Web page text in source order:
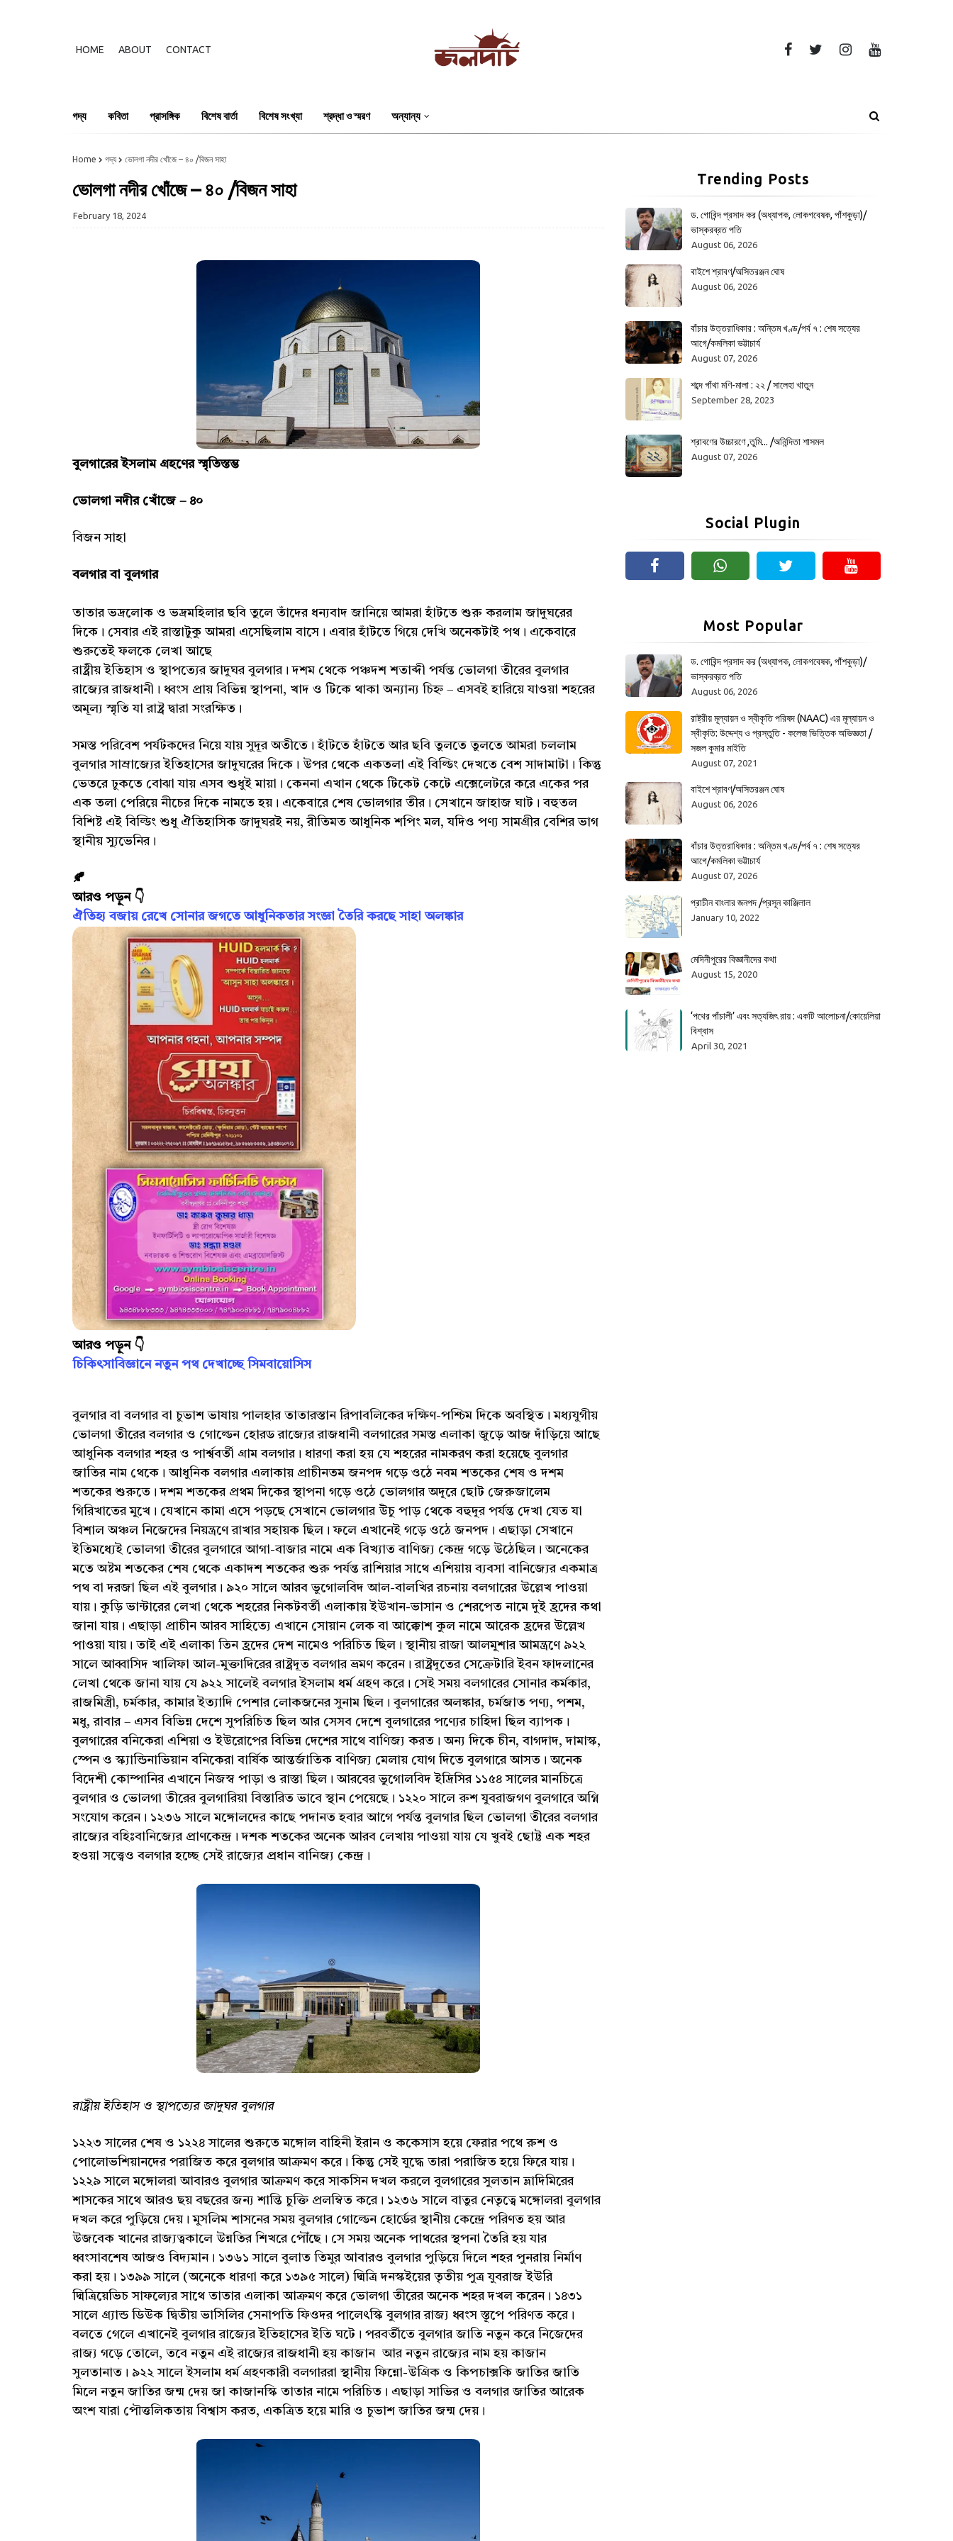
HOME ABOUT CONTACT
গদ্য কবিতা প্রাসঙ্গিক বিশেষ বার্তা বিশেষ সংখ্যা শ্রদ্ধা ও স্মরণ অন্যান্য
Home গদ্য ভোলগা নদীর খোঁজে – ৪০ /বিজন সাহা
ভোলগা নদীর খোঁজে – ৪০ /বিজন সাহা
February 18, 2024
বুলগারের ইসলাম গ্রহণের স্মৃতিস্তম্ভ
ভোলগা নদীর খোঁজে – ৪০
বিজন সাহা
বলগার বা বুলগার
তাতার ভদ্রলোক ও ভদ্রমহিলার ছবি তুলে তাঁদের ধন্যবাদ জানিয়ে আমরা হাঁটতে শুরু করলাম জাদুঘরের
দিকে। সেবার এই রাস্তাটুকু আমরা এসেছিলাম বাসে। এবার হাঁটতে গিয়ে দেখি অনেকটাই পথ। একেবারে
শুরুতেই ফলকে লেখা আছে
রাষ্ট্রীয় ইতিহাস ও স্থাপত্যের জাদুঘর বুলগার। দশম থেকে পঞ্চদশ শতাব্দী পর্যন্ত ভোলগা তীরের বুলগার
রাজ্যের রাজধানী। ধ্বংস প্রায় বিভিন্ন স্থাপনা, খাদ ও টিকে থাকা অন্যান্য চিহ্ন – এসবই হারিয়ে যাওয়া শহরের
অমূল্য স্মৃতি যা রাষ্ট্র দ্বারা সংরক্ষিত।
সমস্ত পরিবেশ পর্যটকদের নিয়ে যায় সুদূর অতীতে। হাঁটতে হাঁটতে আর ছবি তুলতে তুলতে আমরা চললাম
বুলগার সাম্রাজ্যের ইতিহাসের জাদুঘরের দিকে। উপর থেকে একতলা এই বিল্ডিং দেখতে বেশ সাদামাটা। কিন্তু
ভেতরে ঢুকতে বোঝা যায় এসব শুধুই মায়া। কেননা এখান থেকে টিকেট কেটে এক্সেলেটরে করে একের পর
এক তলা পেরিয়ে নীচের দিকে নামতে হয়। একেবারে শেষ ভোলগার তীর। সেখানে জাহাজ ঘাট। বহুতল
বিশিষ্ট এই বিল্ডিং শুধু ঐতিহাসিক জাদুঘরই নয়, রীতিমত আধুনিক শপিং মল, যদিও পণ্য সামগ্রীর বেশির ভাগ
স্থানীয় স্যুভেনির।
🍂
আরও পড়ুন 👇
ঐতিহ্য বজায় রেখে সোনার জগতে আধুনিকতার সংজ্ঞা তৈরি করছে সাহা অলঙ্কার
আরও পড়ুন 👇
চিকিৎসাবিজ্ঞানে নতুন পথ দেখাচ্ছে সিমবায়োসিস
বুলগার বা বলগার বা চুভাশ ভাষায় পালহার তাতারস্তান রিপাবলিকের দক্ষিণ-পশ্চিম দিকে অবস্থিত। মধ্যযুগীয়
ভোলগা তীরের বলগার ও গোল্ডেন হোরড রাজ্যের রাজধানী বলগারের সমস্ত এলাকা জুড়ে আজ দাঁড়িয়ে আছে
আধুনিক বলগার শহর ও পার্শ্ববর্তী গ্রাম বলগার। ধারণা করা হয় যে শহরের নামকরণ করা হয়েছে বুলগার
জাতির নাম থেকে। আধুনিক বলগার এলাকায় প্রাচীনতম জনপদ গড়ে ওঠে নবম শতকের শেষ ও দশম
শতকের শুরুতে। দশম শতকের প্রথম দিকের স্থাপনা গড়ে ওঠে ভোলগার অদূরে ছোট জেরুজালেম
গিরিখাতের মুখে। যেখানে কামা এসে পড়ছে সেখানে ভোলগার উঁচু পাড় থেকে বহুদূর পর্যন্ত দেখা যেত যা
বিশাল অঞ্চল নিজেদের নিয়ন্ত্রণে রাখার সহায়ক ছিল। ফলে এখানেই গড়ে ওঠে জনপদ। এছাড়া সেখানে
ইতিমধ্যেই ভোলগা তীরের বুলগারে আগা-বাজার নামে এক বিখ্যাত বাণিজ্য কেন্দ্র গড়ে উঠেছিল। অনেকের
মতে অষ্টম শতকের শেষ থেকে একাদশ শতকের শুরু পর্যন্ত রাশিয়ার সাথে এশিয়ায় ব্যবসা বানিজ্যের একমাত্র
পথ বা দরজা ছিল এই বুলগার। ৯২০ সালে আরব ভুগোলবিদ আল-বালখির রচনায় বলগারের উল্লেখ পাওয়া
যায়। কুড়ি ভান্টারের লেখা থেকে শহরের নিকটবর্তী এলাকায় ইউখান-ভাসান ও শেরপেত নামে দুই হ্রদের কথা
জানা যায়। এছাড়া প্রাচীন আরব সাহিত্যে এখানে সোয়ান লেক বা আক্কোশ কুল নামে আরেক হ্রদের উল্লেখ
পাওয়া যায়। তাই এই এলাকা তিন হ্রদের দেশ নামেও পরিচিত ছিল। স্থানীয় রাজা আলমুশার আমন্ত্রণে ৯২২
সালে আব্বাসিদ খালিফা আল-মুক্তাদিরের রাষ্ট্রদূত বলগার ভ্রমণ করেন। রাষ্ট্রদূতের সেক্রেটারি ইবন ফাদলানের
লেখা থেকে জানা যায় যে ৯২২ সালেই বলগার ইসলাম ধর্ম গ্রহণ করে। সেই সময় বলগারের সোনার কর্মকার,
রাজমিস্ত্রী, চর্মকার, কামার ইত্যাদি পেশার লোকজনের সুনাম ছিল। বুলগারের অলঙ্কার, চর্মজাত পণ্য, পশম,
মধু, রাবার – এসব বিভিন্ন দেশে সুপরিচিত ছিল আর সেসব দেশে বুলগারের পণ্যের চাহিদা ছিল ব্যাপক।
বুলগারের বনিকেরা এশিয়া ও ইউরোপের বিভিন্ন দেশের সাথে বাণিজ্য করত। অন্য দিকে চীন, বাগদাদ, দামাস্ক,
স্পেন ও স্ক্যান্ডিনাভিয়ান বনিকেরা বার্ষিক আন্তর্জাতিক বাণিজ্য মেলায় যোগ দিতে বুলগারে আসত। অনেক
বিদেশী কোম্পানির এখানে নিজস্ব পাড়া ও রাস্তা ছিল। আরবের ভুগোলবিদ ইদ্রিসির ১১৫৪ সালের মানচিত্রে
বুলগার ও ভোলগা তীরের বুলগারিয়া বিস্তারিত ভাবে স্থান পেয়েছে। ১২২০ সালে রুশ যুবরাজগণ বুলগারে অগ্নি
সংযোগ করেন। ১২৩৬ সালে মঙ্গোলদের কাছে পদানত হবার আগে পর্যন্ত বুলগার ছিল ভোলগা তীরের বলগার
রাজ্যের বহিঃবানিজ্যের প্রাণকেন্দ্র। দশক শতকের অনেক আরব লেখায় পাওয়া যায় যে খুবই ছোট্ট এক শহর
হওয়া সত্ত্বেও বলগার হচ্ছে সেই রাজ্যের প্রধান বানিজ্য কেন্দ্র।
রাষ্ট্রীয় ইতিহাস ও স্থাপত্যের জাদুঘর বুলগার
১২২৩ সালের শেষ ও ১২২৪ সালের শুরুতে মঙ্গোল বাহিনী ইরান ও ককেসাস হয়ে ফেরার পথে রুশ ও
পোলোভশিয়ানদের পরাজিত করে বুলগার আক্রমণ করে। কিন্তু সেই যুদ্ধে তারা পরাজিত হয়ে ফিরে যায়।
১২২৯ সালে মঙ্গোলরা আবারও বুলগার আক্রমণ করে সাকসিন দখল করলে বুলগারের সুলতান ভ্লাদিমিরের
শাসকের সাথে আরও ছয় বছরের জন্য শান্তি চুক্তি প্রলম্বিত করে। ১২৩৬ সালে বাতুর নেতৃত্বে মঙ্গোলরা বুলগার
দখল করে পুড়িয়ে দেয়। মুসলিম শাসনের সময় বুলগার গোল্ডেন হোর্ডের স্থানীয় কেন্দ্রে পরিণত হয় আর
উজবেক খানের রাজ্যত্বকালে উন্নতির শিখরে পৌঁছে। সে সময় অনেক পাথরের স্থপনা তৈরি হয় যার
ধ্বংসাবশেষ আজও বিদ্যমান। ১৩৬১ সালে বুলাত তিমুর আবারও বুলগার পুড়িয়ে দিলে শহর পুনরায় নির্মাণ
করা হয়। ১৩৯৯ সালে (অনেকে ধারণা করে ১৩৯৫ সালে) দ্মিত্রি দনস্কইয়ের তৃতীয় পুত্র যুবরাজ ইউরি
দ্মিত্রিয়েভিচ সাফল্যের সাথে তাতার এলাকা আক্রমণ করে ভোলগা তীরের অনেক শহর দখল করেন। ১৪৩১
সালে গ্র্যান্ড ডিউক দ্বিতীয় ভাসিলির সেনাপতি ফিওদর পালেৎস্কি বুলগার রাজ্য ধ্বংস স্তূপে পরিণত করে।
বলতে গেলে এখানেই বুলগার রাজ্যের ইতিহাসের ইতি ঘটে। পরবর্তীতে বুলগার জাতি নতুন করে নিজেদের
রাজ্য গড়ে তোলে, তবে নতুন এই রাজ্যের রাজধানী হয় কাজান আর নতুন রাজ্যের নাম হয় কাজান
সুলতানাত। ৯২২ সালে ইসলাম ধর্ম গ্রহণকারী বলগাররা স্থানীয় ফিন্নো-উগ্রিক ও কিপচাক্সকি জাতির জাতি
মিলে নতুন জাতির জন্ম দেয় জা কাজানস্কি তাতার নামে পরিচিত। এছাড়া সাভির ও বলগার জাতির আরেক
অংশ যারা পৌত্তলিকতায় বিশ্বাস করত, একত্রিত হয়ে মারি ও চুভাশ জাতির জন্ম দেয়।
Trending Posts
ড. গোবিন্দ প্রসাদ কর (অধ্যাপক, লোকগবেষক, পাঁশকুড়া)/
ভাস্করব্রত পতি
August 06, 2026
বাইশে শ্রাবণ/অসিতরঞ্জন ঘোষ
August 06, 2026
বাঁচার উত্তরাধিকার : অন্তিম খণ্ড/পর্ব ৭ : শেষ সত্যের
আগে/কমলিকা ভট্টাচার্য
August 07, 2026
শব্দে গাঁথা মণি-মালা : ২২ / সালেহা খাতুন
September 28, 2023
শ্রাবণের উচ্চারণে ,তুমি... /অনিন্দিতা শাসমল
August 07, 2026
Social Plugin
Most Popular
ড. গোবিন্দ প্রসাদ কর (অধ্যাপক, লোকগবেষক, পাঁশকুড়া)/
ভাস্করব্রত পতি
August 06, 2026
রাষ্ট্রীয় মূল্যায়ন ও স্বীকৃতি পরিষদ (NAAC) এর মূল্যায়ন ও
স্বীকৃতি: উদ্দেশ্য ও প্রস্তুতি - কলেজ ভিত্তিক অভিজ্ঞতা /
সজল কুমার মাইতি
August 07, 2021
বাইশে শ্রাবণ/অসিতরঞ্জন ঘোষ
August 06, 2026
বাঁচার উত্তরাধিকার : অন্তিম খণ্ড/পর্ব ৭ : শেষ সত্যের
আগে/কমলিকা ভট্টাচার্য
August 07, 2026
প্রাচীন বাংলার জনপদ /প্রসূন কাঞ্জিলাল
January 10, 2022
মেদিনীপুরের বিজ্ঞানীদের কথা
August 15, 2020
‘পথের পাঁচালী’ এবং সত্যজিৎ রায় : একটি আলোচনা/কোয়েলিয়া
বিশ্বাস
April 30, 2021